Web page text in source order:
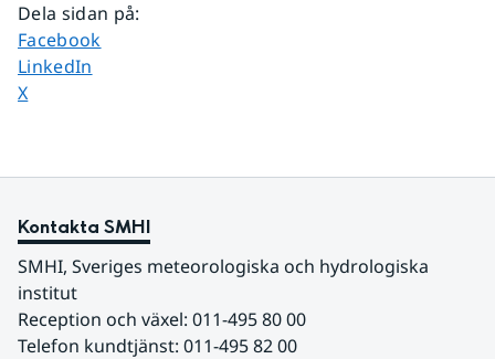
Dela sidan på:
Dela sidan på
Facebook
Dela sidan på
LinkedIn
Dela sidan på
X
Kontakta SMHI
SMHI, Sveriges meteorologiska och hydrologiska
institut
Reception och växel: 011-495 80 00
Telefon kundtjänst: 011-495 82 00